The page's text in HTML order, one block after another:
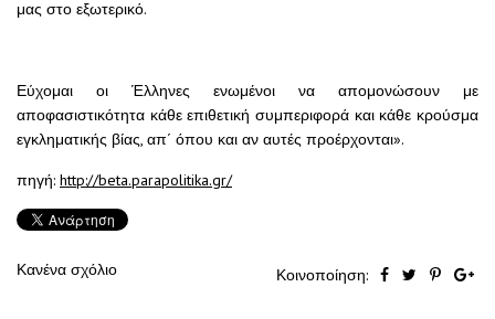
μας στο εξωτερικό.
Εύχομαι οι Έλληνες ενωμένοι να απομονώσουν με
αποφασιστικότητα κάθε επιθετική συμπεριφορά και κάθε κρούσμα
εγκληματικής βίας, απ´ όπου και αν αυτές προέρχονται».
πηγή: http://beta.parapolitika.gr/
Κανένα σχόλιο Κοινοποίηση: